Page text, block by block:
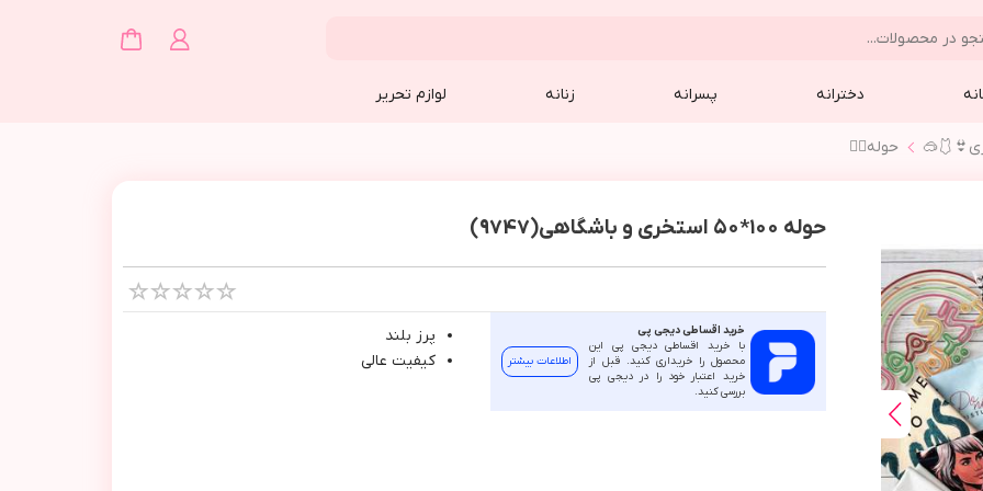
دخترانه پسرانه زنانه لوازم تحریر
حوله🧖‍♀️
حوله ١٠٠*٥٠ استخری و باشگاهی(9747)
خرید اقساطی دیجی پی
با خرید اقساطی دیجی پی این
محصول را خریداری کنید. قبل از
خرید اعتبار خود را در دیجی پی
بررسی کنید.
اطلاعات بیشتر
پرز بلند
كيفيت عالي